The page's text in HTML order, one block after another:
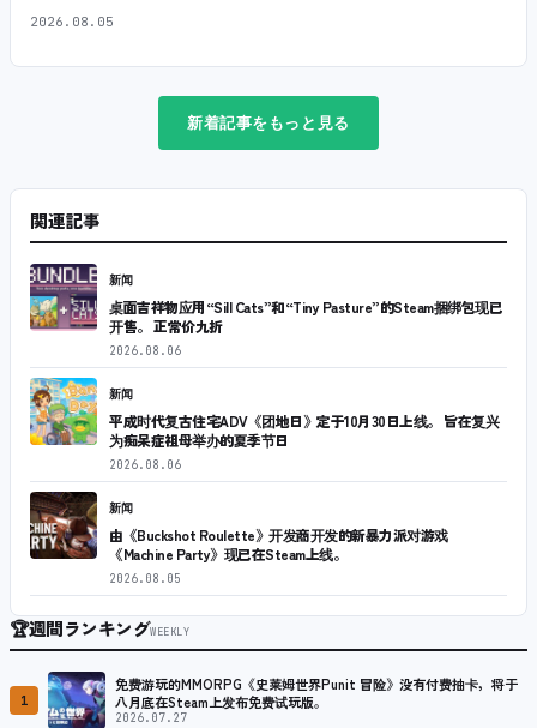
2026.08.05
新着記事をもっと見る
関連記事
新闻
桌面吉祥物应用“Sill Cats”和“Tiny Pasture”的Steam捆绑包现已
开售。 正常价九折
2026.08.06
新闻
平成时代复古住宅ADV《团地日》定于10月30日上线。 旨在复兴
为痴呆症祖母举办的夏季节日
2026.08.06
新闻
由《Buckshot Roulette》开发商开发的新暴力派对游戏
《Machine Party》现已在Steam上线。
2026.08.05
🏆週間ランキングWEEKLY
1
免费游玩的MMORPG《史莱姆世界Punit 冒险》没有付费抽卡，将于
八月底在Steam上发布免费试玩版。
2026.07.27